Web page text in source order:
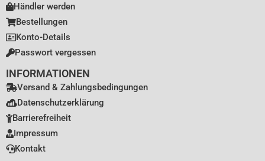
Händler werden
Bestellungen
Konto-Details
Passwort vergessen
INFORMATIONEN
Versand & Zahlungsbedingungen
Datenschutzerklärung
Barrierefreiheit
Impressum
Kontakt